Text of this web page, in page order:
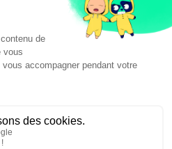
Mentions légales